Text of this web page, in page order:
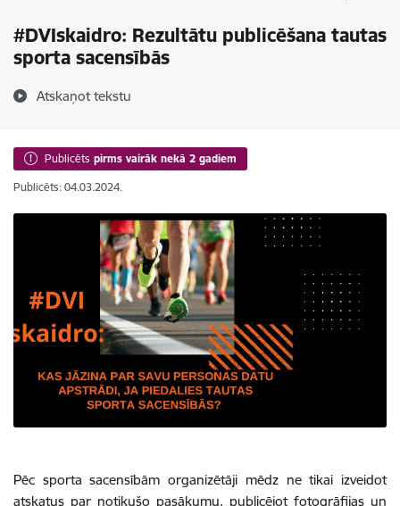
#DVIskaidro: Rezultātu publicēšana tautas
sporta sacensībās
Atskaņot tekstu
Publicēts pirms vairāk nekā 2 gadiem
Publicēts: 04.03.2024.
Pēc sporta sacensībām organizētāji mēdz ne tikai izveidot
atskatus par notikušo pasākumu, publicējot fotogrāfijas un